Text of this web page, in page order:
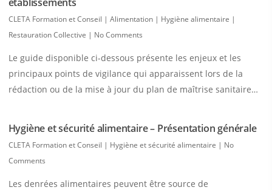
CLETA Formation et Conseil | Alimentation | Hygiène alimentaire |
Restauration Collective | No Comments
Le guide disponible ci-dessous présente les enjeux et les
principaux points de vigilance qui apparaissent lors de la
rédaction ou de la mise à jour du plan de maîtrise sanitaire…
Hygiène et sécurité alimentaire – Présentation générale
CLETA Formation et Conseil | Hygiène et sécurité alimentaire | No
Comments
Les denrées alimentaires peuvent être source de